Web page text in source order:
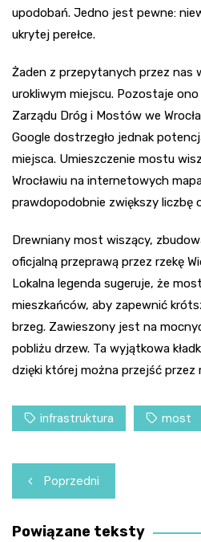
upodobań. Jedno jest pewne:
ukrytej perełce.
Żaden z przepytanych przez nas
urokliwym miejscu. Pozostaje
Zarządu Dróg i Mostów we
Google dostrzegło jednak
miejsca. Umieszczenie mostu
Wrocławiu na internetowych
prawdopodobnie zwiększy liczbę
Drewniany most wiszący,
oficjalną przeprawą przez rzekę
Lokalna legenda sugeruje, że
mieszkańców, aby zapewnić
brzeg. Zawieszony jest na
pobliżu drzew. Ta wyjątkowa
dzięki której można przejść przez
infrastruktura most
Nawigacja
wpisu
Poprzedni
Powiązane teksty